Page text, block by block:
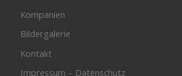
Kompanien
Bildergalerie
Kontakt
Impressum – Datenschutz